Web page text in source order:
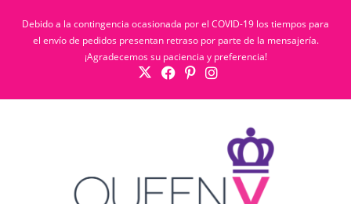
Debido a la contingencia ocasionada por el COVID-19 los tiempos para
el envío de pedidos presentan retraso por parte de la mensajería.
¡Agradecemos su paciencia y preferencia!